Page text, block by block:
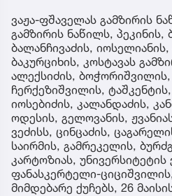
ვაჟა-ფშაველას გამზირის
გამზირის ნაწილს,
ბალანჩივაძის,
ბაკურციხის, კოსტავას
ალექსიძის,
ჩერქეზიშვილის,
იოსებიძის, კალანდაძის,
ოდესის, გელოვანის,
ვეძისს, ცინცაძის,
საირმის, გამრეკელის,
კარტოზიას, უნივერსიტეტის
ფანასკერტელი-
მიმდებარე ქუჩებს, 26